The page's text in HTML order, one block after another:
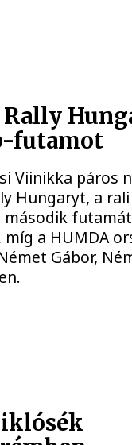
Rally
futamot
Viinikka páros
Hungaryt, a rali
második futamát
a HUMDA
Gábor,